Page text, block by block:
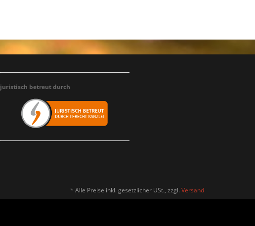
juristisch betreut durch
* Alle Preise inkl. gesetzlicher USt., zzgl. Versand